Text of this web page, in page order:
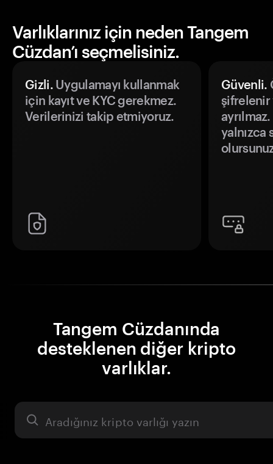
Varlıklarınız için neden Tangem
Cüzdan’ı seçmelisiniz.
Gizli.Uygulamayı kullanmak
için kayıt ve KYC gerekmez.
Verilerinizi takip etmiyoruz.
Güvenli.
şifrelenir
yalnızca
Tangem Cüzdanında
desteklenen diğer kripto
varlıklar.
Varlık